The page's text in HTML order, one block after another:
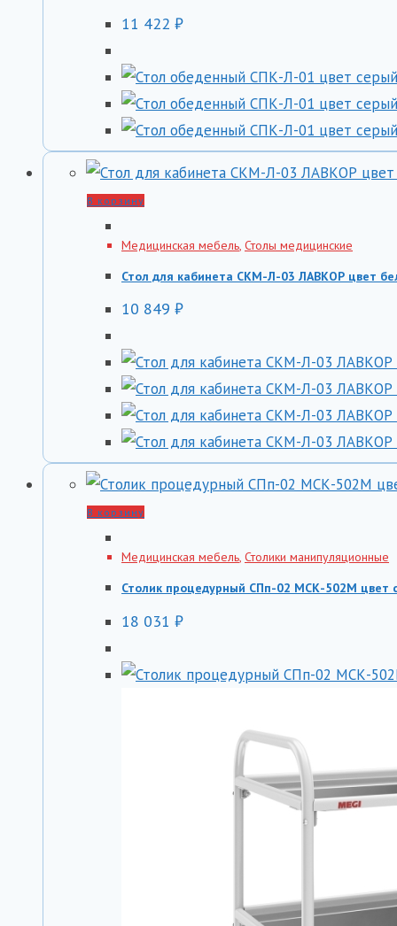
11 422 ₽
В корзину
Медицинская мебель, Столы медицинские
Стол для кабинета СКМ-Л-03 ЛАВКОР цвет
10 849 ₽
В корзину
Медицинская мебель, Столики манипуляционные
Столик процедурный СПп-02 МСК-502М цвет
18 031 ₽